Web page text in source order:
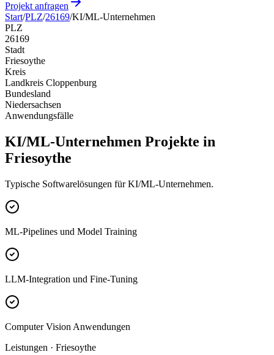
Projekt anfragen
Start/PLZ/26169/KI/ML-Unternehmen
PLZ
26169
Stadt
Friesoythe
Kreis
Landkreis Cloppenburg
Bundesland
Niedersachsen
Anwendungsfälle
KI/ML-Unternehmen Projekte in
Friesoythe
Typische Softwarelösungen für KI/ML-Unternehmen.
ML-Pipelines und Model Training
LLM-Integration und Fine-Tuning
Computer Vision Anwendungen
Leistungen · Friesoythe